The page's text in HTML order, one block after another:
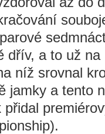
dřív, a to už
níž srovnal
jamky a tento